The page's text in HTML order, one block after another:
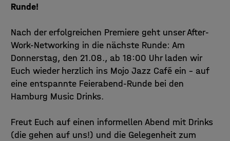
Runde!
Nach der erfolgreichen Premiere geht unser After-
Work-Networking in die nächste Runde: Am
Donnerstag, den 21.08., ab 18:00 Uhr laden wir
Euch wieder herzlich ins Mojo Jazz Café ein – auf
eine entspannte Feierabend-Runde bei den
Hamburg Music Drinks.
Freut Euch auf einen informellen Abend mit Drinks
(die gehen auf uns!) und die Gelegenheit zum